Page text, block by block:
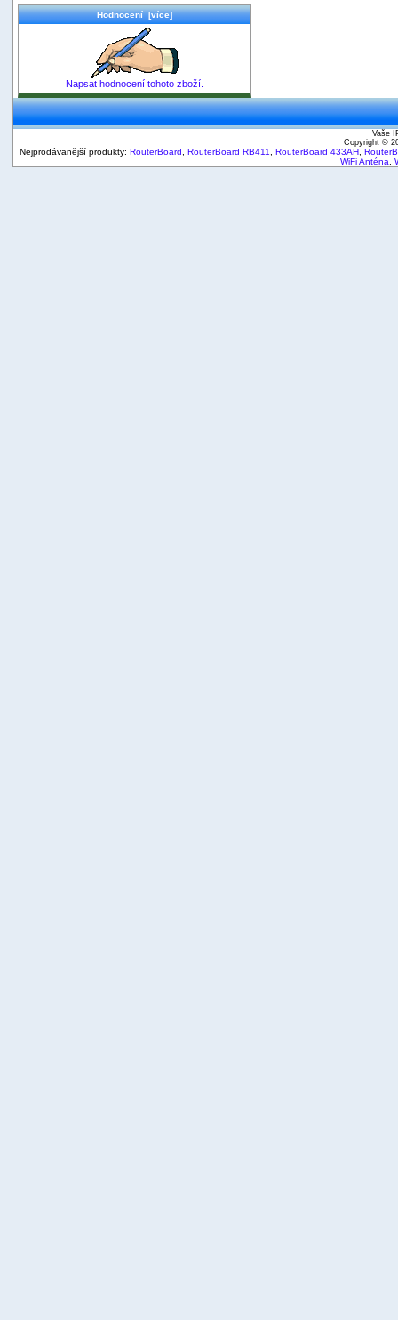
Hodnocení [více]
Napsat hodnocení tohoto zboží.
Vaše
Copyright ©
Nejprodávanější produkty: RouterBoard RouterBoard RB411 RouterBoard 433AH
WiFi Anténa